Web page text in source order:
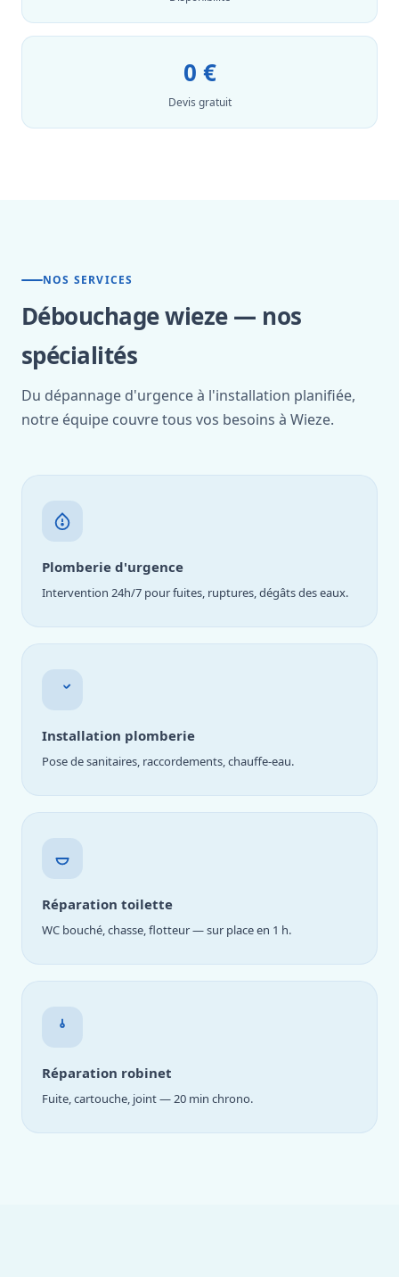
0 €
Devis gratuit
NOS SERVICES
Débouchage wieze — nos
spécialités
Du dépannage d'urgence à l'installation planifiée,
notre équipe couvre tous vos besoins à Wieze.
Plomberie d'urgence
Intervention 24h/7 pour fuites, ruptures, dégâts des eaux.
Installation plomberie
Pose de sanitaires, raccordements, chauffe-eau.
Réparation toilette
WC bouché, chasse, flotteur — sur place en 1 h.
Réparation robinet
Fuite, cartouche, joint — 20 min chrono.